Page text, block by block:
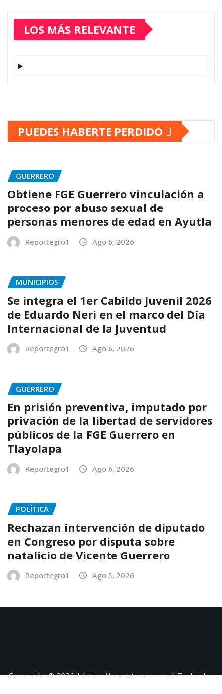
LOS MÁS RELEVANTE
PUEDES HABERTE PERDIDO
GUERRERO
Obtiene FGE Guerrero vinculación a
proceso por abuso sexual de
personas menores de edad en Ayutla
Reportegro1 Ago 6, 2026
MUNICIPIOS
Se integra el 1er Cabildo Juvenil 2026
de Eduardo Neri en el marco del Día
Internacional de la Juventud
Reportegro1 Ago 6, 2026
GUERRERO
En prisión preventiva, imputado por
privación de la libertad de servidores
públicos de la FGE Guerrero en
Tlayolapa
Reportegro1 Ago 6, 2026
POLÍTICA
Rechazan intervención de diputado
en Congreso por disputa sobre
natalicio de Vicente Guerrero
Reportegro1 Ago 5, 2026
Copyright © 2026 | https://reportegro.com | Todos los